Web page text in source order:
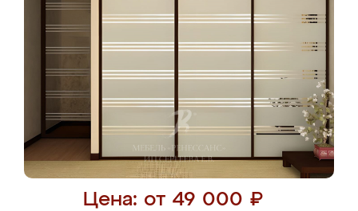
Цена: от 49 000 ₽